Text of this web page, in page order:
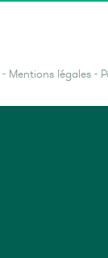
- Mentions légales -